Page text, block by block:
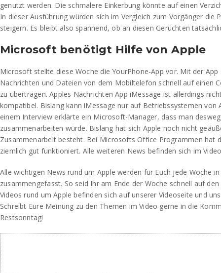
genutzt werden. Die schmalere Einkerbung könnte auf einen
In dieser Ausführung würden sich im Vergleich zum Vorgänger die
steigern. Es bleibt also spannend, ob an diesen Gerüchten
Microsoft benötigt Hilfe von Apple
Microsoft stellte diese Woche die YourPhone-App vor. Mit der
Nachrichten und Dateien von dem Mobiltelefon schnell auf einen
zu übertragen. Apples Nachrichten App iMessage ist allerdings
kompatibel. Bislang kann iMessage nur auf Betriebssystemen von
einem Interview erklärte ein Microsoft-Manager, dass man
zusammenarbeiten würde. Bislang hat sich Apple noch nicht
Zusammenarbeit besteht. Bei Microsofts Office Programmen hat
ziemlich gut funktioniert. Alle weiteren News befinden sich im
Alle wichtigen News rund um Apple werden für Euch jede Woche
zusammengefasst. So seid Ihr am Ende der Woche schnell auf
Videos rund um Apple befinden sich auf unserer Videoseite und
Schreibt Eure Meinung zu den Themen im Video gerne in die
Restsonntag!